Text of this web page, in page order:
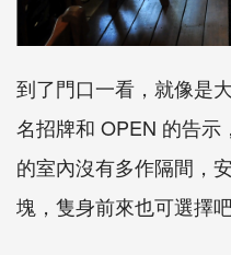
到了門口一看，就像是
名招牌和 OPEN 的告示
的室內沒有多作隔間，
塊，隻身前來也可選擇吧